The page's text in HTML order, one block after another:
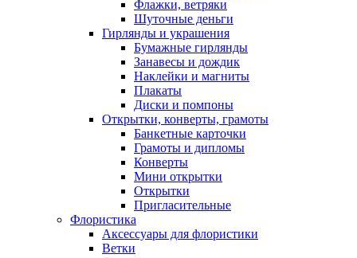
Флажки, ветряки
Шуточные деньги
Гирлянды и украшения
Бумажные гирлянды
Занавесы и дождик
Наклейки и магниты
Плакаты
Диски и помпоны
Открытки, конверты, грамоты
Банкетные карточки
Грамоты и дипломы
Конверты
Мини открытки
Открытки
Пригласительные
Флористика
Аксессуары для флористики
Ветки